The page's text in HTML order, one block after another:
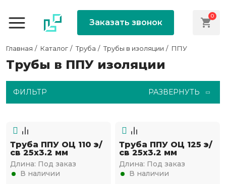
Заказать звонок
0
Главная Каталог Труба Трубы в изоляции ППУ
Трубы в ППУ изоляции
ФИЛЬТР РАЗВЕРНУТЬ
Труба ППУ ОЦ 110 э/
св 25х3.2 мм
Длина: Под заказ
В наличии
Труба ППУ ОЦ 125 э/
св 25х3.2 мм
Длина: Под заказ
В наличии